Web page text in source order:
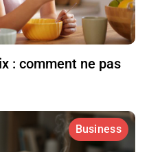
: comment ne pas
Business